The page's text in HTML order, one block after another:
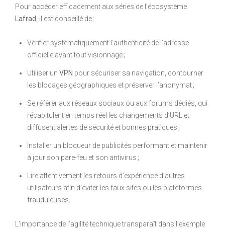
Pour accéder efficacement aux séries de l’écosystème
Lafrad , il est conseillé de :
Vérifier systématiquement l’authenticité de l’adresse
officielle avant tout visionnage ;
Utiliser un VPN pour sécuriser sa navigation, contourner
les blocages géographiques et préserver l’anonymat ;
Se référer aux réseaux sociaux ou aux forums dédiés, qui
récapitulent en temps réel les changements d’URL et
diffusent alertes de sécurité et bonnes pratiques ;
Installer un bloqueur de publicités performant et maintenir
à jour son pare-feu et son antivirus ;
Lire attentivement les retours d’expérience d’autres
utilisateurs afin d’éviter les faux sites ou les plateformes
frauduleuses.
L’importance de l’agilité technique transparaît dans l’exemple